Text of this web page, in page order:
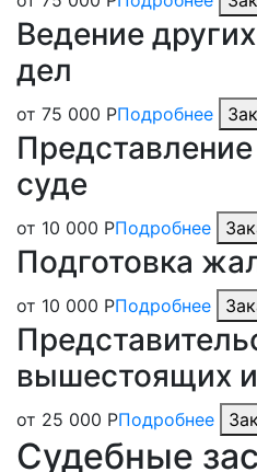
Ведение
дел
от 75 000 РПодробнее
суде
от 10 000 РПодробнее
Подготовка
от 10 000 РПодробнее
вышестоящих
от 25 000 РПодробнее
Судебные